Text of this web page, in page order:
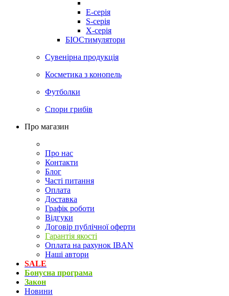
E-серія
S-серія
X-серія
БІОСтимулятори
Сувенірна продукція
Косметика з конопель
Футболки
Спори грибів
Про магазин
Про нас
Контакти
Блог
Часті питання
Оплата
Доставка
Графік роботи
Відгуки
Договір публічної оферти
Гарантія якості
Оплата на рахунок IBAN
Наші автори
SALE
Бонусна програма
Закон
Новини